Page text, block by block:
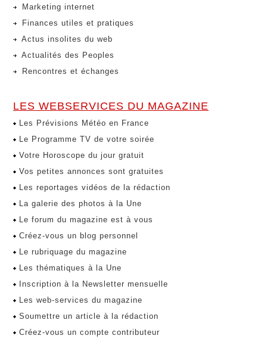
Marketing internet
Finances utiles et pratiques
Actus insolites du web
Actualités des Peoples
Rencontres et échanges
LES WEBSERVICES DU MAGAZINE
Les Prévisions Météo en France
Le Programme TV de votre soirée
Votre Horoscope du jour gratuit
Vos petites annonces sont gratuites
Les reportages vidéos de la rédaction
La galerie des photos à la Une
Le forum du magazine est à vous
Créez-vous un blog personnel
Le rubriquage du magazine
Les thématiques à la Une
Inscription à la Newsletter mensuelle
Les web-services du magazine
Soumettre un article à la rédaction
Créez-vous un compte contributeur